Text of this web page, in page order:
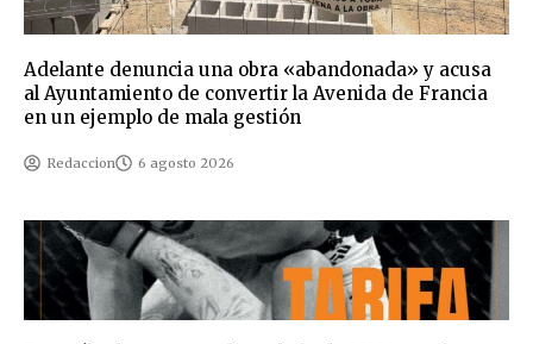
Adelante denuncia una obra «abandonada» y acusa
al Ayuntamiento de convertir la Avenida de Francia
en un ejemplo de mala gestión
Redaccion 6 agosto 2026